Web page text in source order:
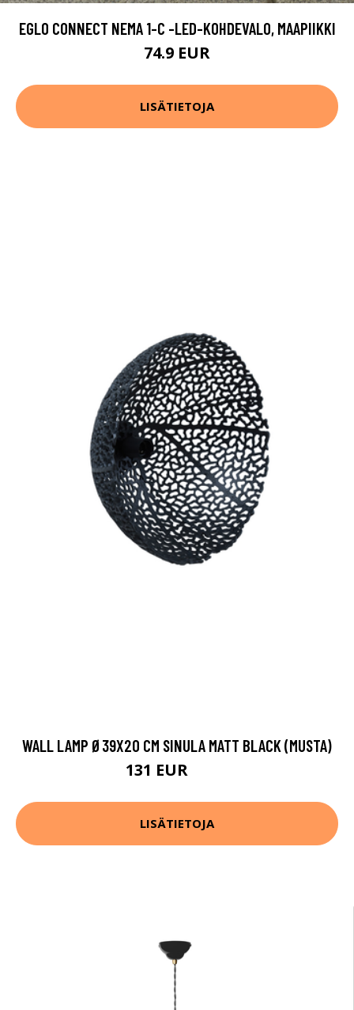
EGLO CONNECT NEMA 1-C -LED-KOHDEVALO, MAAPIIKKI
74.9 EUR
LISÄTIETOJA
WALL LAMP Ø39X20 CM SINULA MATT BLACK (MUSTA)
131 EUR
LISÄTIETOJA